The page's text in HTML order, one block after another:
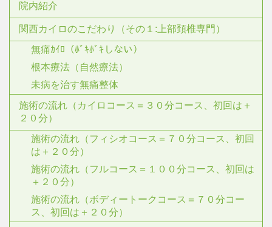
院内紹介
関西カイロのこだわり（その１:上部頚椎専門）
無痛ｶｲﾛ（ﾎﾞｷﾎﾞｷしない）
根本療法（自然療法）
未病を治す無痛整体
施術の流れ（カイロコース＝３０分コース、初回は＋
２０分）
施術の流れ（フィシオコース＝７０分コース、初回
は＋２０分）
施術の流れ（フルコース＝１００分コース、初回は
＋２０分）
施術の流れ（ボディートークコース＝７０分コー
ス、初回は＋２０分）